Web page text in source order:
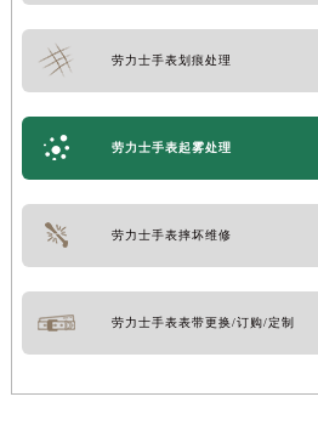
劳力士手表划痕处理
劳力士手表起雾处理
劳力士手表摔坏维修
劳力士手表表带更换/订购/定制